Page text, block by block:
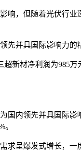
但随着光伏行业
具国际影响力的
材净利润为985
领先并具国际影
。
呈爆发式增长，一